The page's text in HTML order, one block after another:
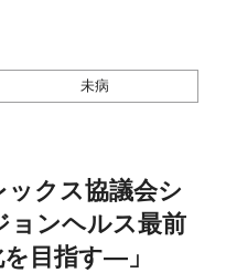
未病
クス協議会シ
ョンヘルス最前
目指す―」